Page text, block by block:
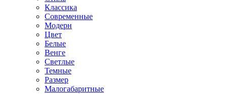
Классика
Современные
Модерн
Цвет
Белые
Венге
Светлые
Темные
Размер
Малогабаритные